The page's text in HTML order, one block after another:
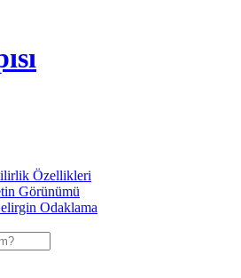
Özellikleri
Görünümü
Odaklama